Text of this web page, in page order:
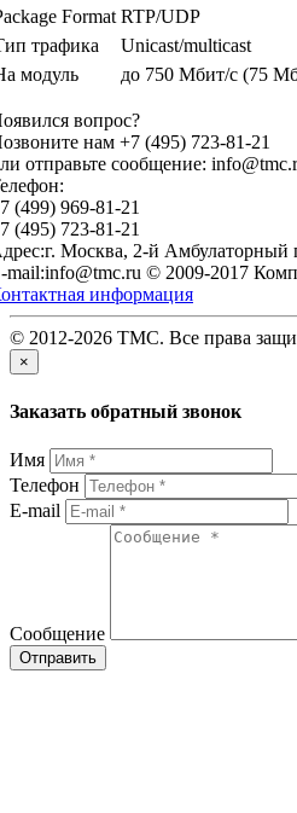
Format RTP/UDP
трафика
Unicast/multicast
модуль
до 750 Мбит/с (75
вопрос?
нам +7 (495) 723-81-21
отправьте сообщение:
(499) 969-81-21
(495) 723-81-21
Москва, 2-й Амбулаторный
mail:info@tmc.ru © 2009-2017
информация
© 2012-2026 TMC. Все права
×
Заказать обратный звонок
Имя
Телефон
E-mail
Сообщение
Отправить